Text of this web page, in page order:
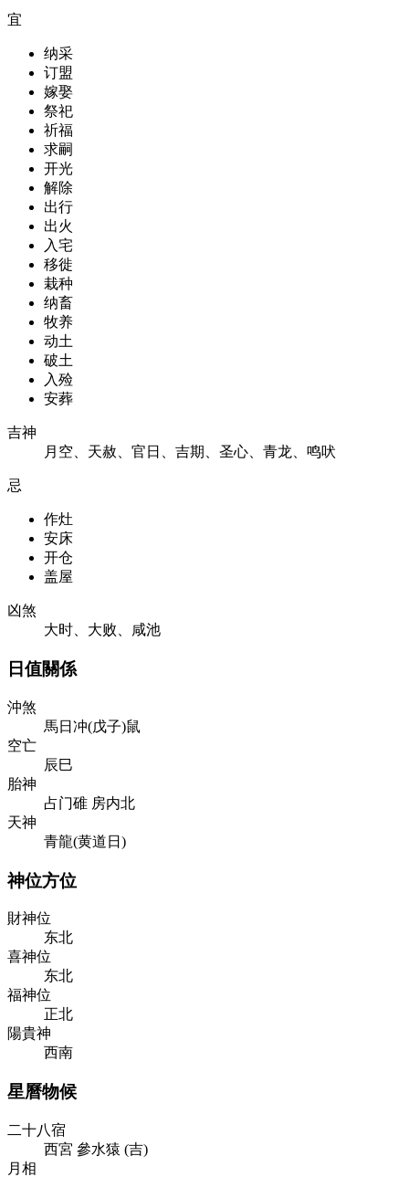
宜
纳采
订盟
嫁娶
祭祀
祈福
求嗣
开光
解除
出行
出火
入宅
移徙
栽种
纳畜
牧养
动土
破土
入殓
安葬
吉神
月空、天赦、官日、吉期、圣心、青龙、鸣吠
忌
作灶
安床
开仓
盖屋
凶煞
大时、大败、咸池
日值關係
沖煞
馬日冲(戊子)鼠
空亡
辰巳
胎神
占门碓 房内北
天神
青龍(黄道日)
神位方位
財神位
东北
喜神位
东北
福神位
正北
陽貴神
西南
星曆物候
二十八宿
西宮 參水猿 (吉)
月相